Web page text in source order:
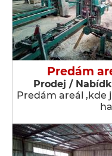
Predám
Prodej /
Predám areál ,kde